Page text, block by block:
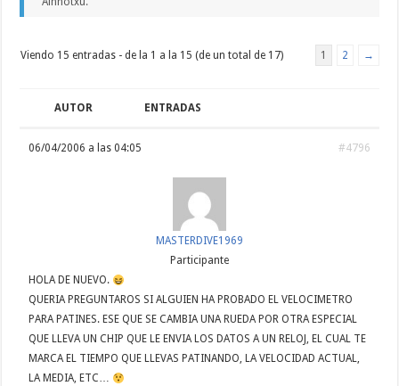
Viendo 15 entradas - de la 1 a la 15 (de un total de 17) 1 2 →
AUTOR ENTRADAS
06/04/2006 a las 04:05 #4796
MASTERDIVE1969
Participante
HOLA DE NUEVO.
QUERIA PREGUNTAROS SI ALGUIEN HA PROBADO EL VELOCIMETRO
PARA PATINES. ESE QUE SE CAMBIA UNA RUEDA POR OTRA ESPECIAL
QUE LLEVA UN CHIP QUE LE ENVIA LOS DATOS A UN RELOJ, EL CUAL TE
MARCA EL TIEMPO QUE LLEVAS PATINANDO, LA VELOCIDAD ACTUAL,
LA MEDIA, ETC…